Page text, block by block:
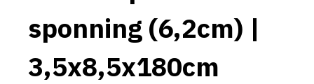
sponning (6,2cm) |
3,5x8,5x180cm